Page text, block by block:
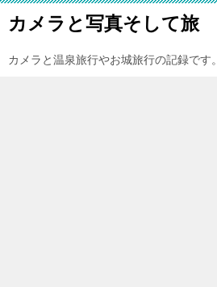
カメラと写真そして旅
カメラと温泉旅行やお城旅行の記録です。